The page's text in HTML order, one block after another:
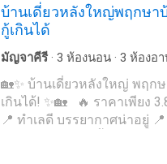
ชมบ้าน คุณแม็ก โทร. 061-
#บ้านสีวลีขอนแก่น #บ้าน
#บ้านเดี่ยวมะลิวัลย์ #บ้านหรู
บินขอนแก่น #มหาวิทยาลัยข
ส่วนตัว- ที่ตั้ง หมู่บ้าน เมืองเอ
อ.เมืองขอนแก่น จ.ขอนแก่นจุด
อากาศถ่ายเทสะดวก- บรรยา
พักผ่อนจริง- พื้นที่ใช้ชีวิตขนา
ทำเลเมือง เดินทางสะดวก แ
บ้านประเภทนี้ในเมืองเริ่มมี
เคียง- มหาวิทยาลัยขอนแก่น-
โรงเรียนสาธิตมหาวิทยาลัย
บ้านเดี่ยวหลังใหญ่พฤกษา
กู้เกินได้
มัญจาคีรี · 3 ห้องนอน · 3 ห้องอ
สระว่ายน้ำ · ลานระเบียง · ยาม
🏡✨ บ้านเดี่ยวหลังใหญ่ พฤก
เกินได้! ✨🏡 🔥 ราคาเพียง
📍 ทำเลดี บรรยากาศน่าอยู่
ทั้งหลัง 📍 แอร์ 5 ตัว 📍 บ้า